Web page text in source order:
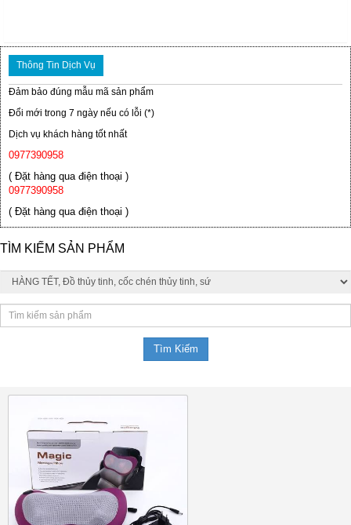
Thông Tin Dịch Vụ
Đảm bảo đúng mẫu mã sản phẩm
Đổi mới trong 7 ngày nếu có lỗi (*)
Dịch vụ khách hàng tốt nhất
0977390958
( Đặt hàng qua điện thoại )
0977390958
( Đặt hàng qua điện thoại )
TÌM KIẾM SẢN PHẨM